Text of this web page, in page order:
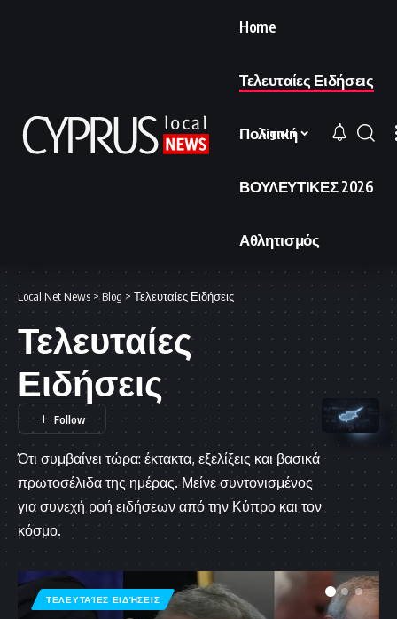
Home
Τελευταίες Ειδήσεις
Πολιτική
ΒΟΥΛΕΥΤΙΚΕΣ 2026
Αθλητισμός
Sign In
Local Net News >Blog > Τελευταίες Ειδήσεις
Τελευταίες
Ειδήσεις
Ότι συμβαίνει τώρα: έκτακτα, εξελίξεις και βασικά
πρωτοσέλιδα της ημέρας. Μείνε συντονισμένος
για συνεχή ροή ειδήσεων από την Κύπρο και τον
κόσμο.
ΤΕΛΕΥΤΑΊΕΣ ΕΙΔΉΣΕΙΣ